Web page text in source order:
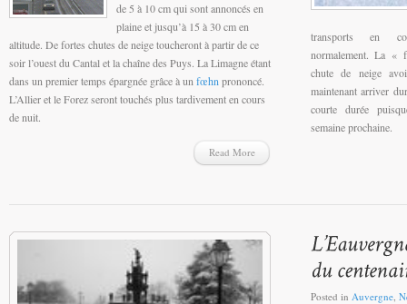
de 5 à 10 cm qui sont annoncés en
plaine et jusqu’à 15 à 30 cm en
altitude. De fortes chutes de neige toucheront à partir de ce
soir l’ouest du Cantal et la chaîne des Puys. La Limagne étant
dans un premier temps épargnée grâce à un fœhn prononcé.
L’Allier et le Forez seront touchés plus tardivement en cours
de nuit.
Read More
transports en
normalement. La «
chute de neige
maintenant arriver
courte durée
semaine prochaine.
Posted in Auvergne